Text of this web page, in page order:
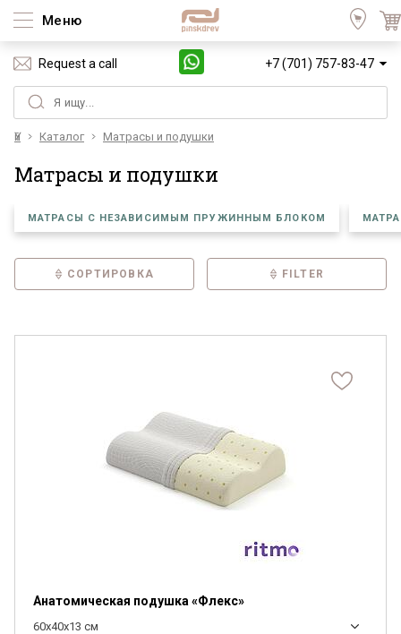
Меню
Request a call +7 (701) 757-83-47
Үй Каталог Матрасы и подушки
Матрасы и подушки
МАТРАСЫ С НЕЗАВИСИМЫМ ПРУЖИННЫМ БЛОКОМ
СОРТИРОВКА FILTER
Анатомическая подушка «Флекс»
60x40x13 см